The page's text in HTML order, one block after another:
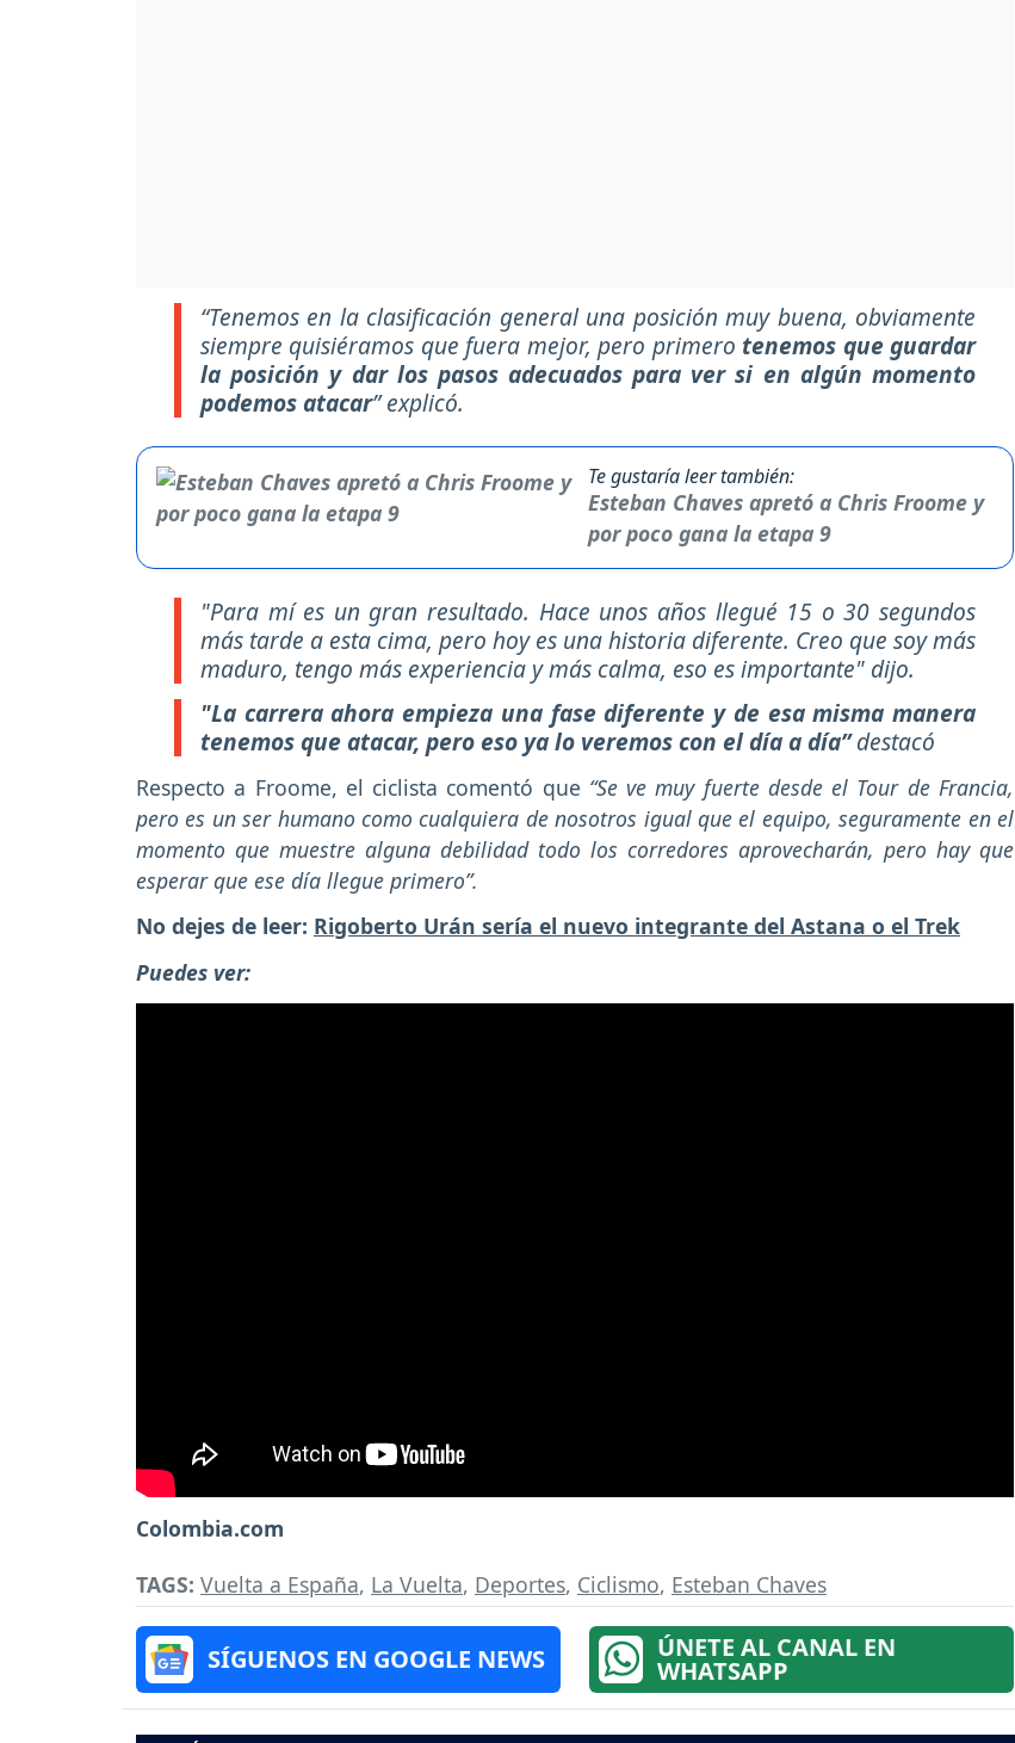
“Tenemos en la clasificación general una posición muy buena, obviamente
siempre quisiéramos que fuera mejor, pero primero tenemos que guardar
la posición y dar los pasos adecuados para ver si en algún momento
podemos atacar”explicó.
Te gustaría leer también:
Esteban Chaves apretó a Chris Froome y
por poco gana la etapa 9
"Para mí es un gran resultado. Hace unos años llegué 15 o 30 segundos
más tarde a esta cima, pero hoy es una historia diferente. Creo que soy más
maduro, tengo más experiencia y más calma, eso es importante" dijo.
"La carrera ahora empieza una fase diferente y de esa misma manera
tenemos que atacar, pero eso ya lo veremos con el día a día”destacó
Respecto a Froome, el ciclista comentó que “Se ve muy fuerte desde el Tour de Francia,
pero es un ser humano como cualquiera de nosotros igual que el equipo, seguramente en el
momento que muestre alguna debilidad todo los corredores aprovecharán, pero hay que
esperar que ese día llegue primero”.
No dejes de leer: Rigoberto Urán sería el nuevo integrante del Astana o el Trek
Puedes ver:
Colombia.com
TAGS: Vuelta a España, La Vuelta, Deportes, Ciclismo, Esteban Chaves
SÍGUENOS EN GOOGLE NEWS ÚNETE AL CANAL EN
WHATSAPP